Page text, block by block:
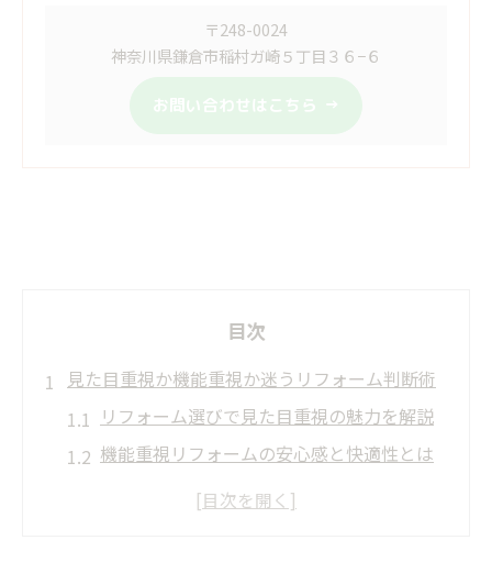
〒248-0024
神奈川県鎌倉市稲村ガ崎５丁目３６−６
お問い合わせはこちら
目次
見た目重視か機能重視か迷うリフォーム判断術
リフォーム選びで見た目重視の魅力を解説
機能重視リフォームの安心感と快適性とは
見た目と機能で迷う際のリフォーム判断軸